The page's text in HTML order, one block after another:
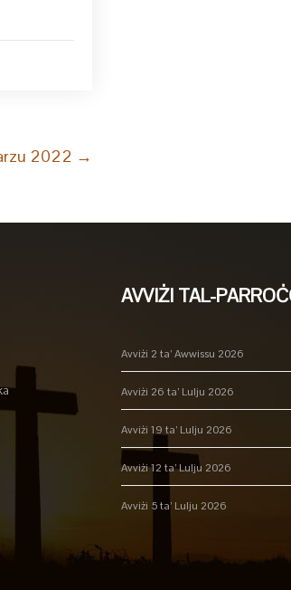
2022 →
AVVIŻI TAL-
Avviżi 2 ta’ Awwissu 2026
Avviżi 26 ta’ Lulju 2026
Avviżi 19 ta’ Lulju 2026
Avviżi 12 ta’ Lulju 2026
Avviżi 5 ta’ Lulju 2026